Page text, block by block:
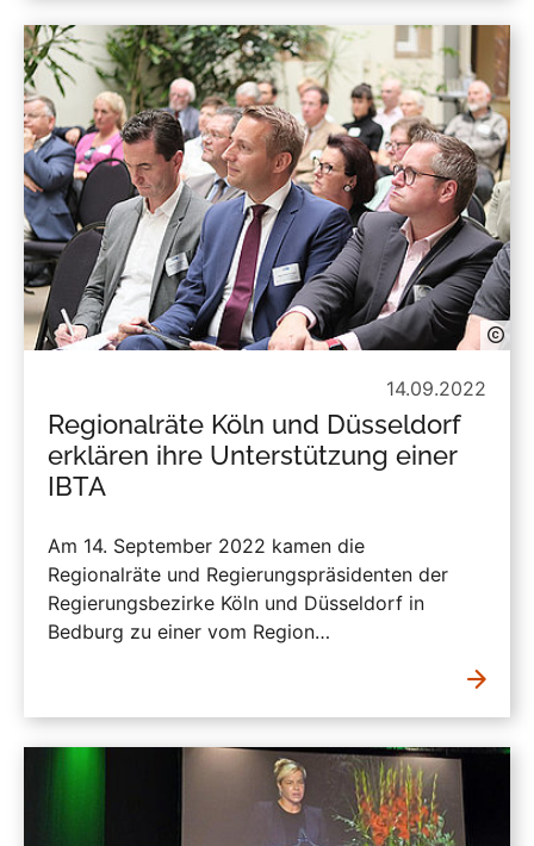
14.09.2022
Regionalräte Köln und Düsseldorf
erklären ihre Unterstützung einer
IBTA
Am 14. September 2022 kamen die
Regionalräte und Regierungspräsidenten der
Regierungsbezirke Köln und Düsseldorf in
Bedburg zu einer vom Region…